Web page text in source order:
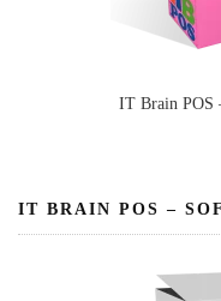
IT Brain POS
IT BRAIN POS –